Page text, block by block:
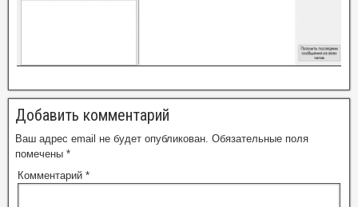
Добавить комментарий
Ваш адрес email не будет опубликован. Обязательные поля
помечены *
Комментарий *